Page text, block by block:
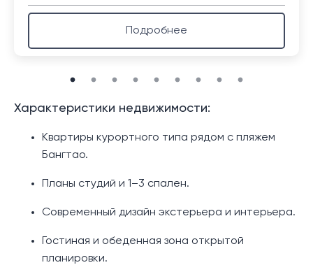
Подробнее
Характеристики недвижимости:
Квартиры курортного типа рядом с пляжем
Бангтао.
Планы студий и 1–3 спален.
Современный дизайн экстерьера и интерьера.
Гостиная и обеденная зона открытой
планировки.